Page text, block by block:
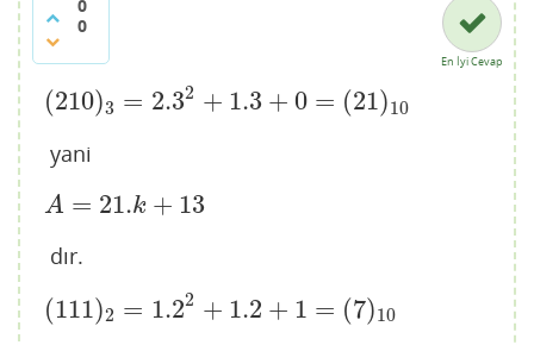
0
0
En İyi Cevap
(210)3 = 2.32 + 1.3 + 0 = (21)10
(210 3=2.3 2+ 1.3+ 0= (21)10
yani
A = 21.k + 13
A= 21.k+ 13
dır.
(111)2 = 1.22 + 1.2 + 1 = (7)10